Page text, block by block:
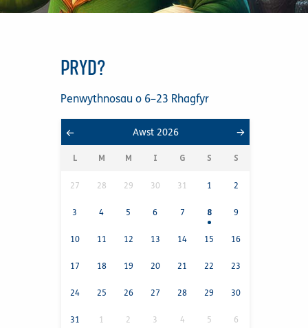
PRYD?
Penwythnosau o 6–23 Rhagfyr
Awst 2026
L M M I G S S
27 28 29 30 31 1 2
3 4 5 6 7 8 9
10 11 12 13 14 15 16
17 18 19 20 21 22 23
24 25 26 27 28 29 30
31 1 2 3 4 5 6